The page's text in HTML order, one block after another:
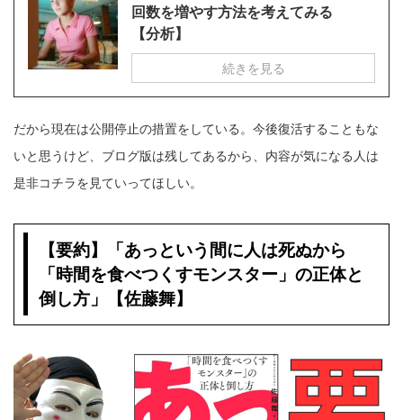
回数を増やす方法を考えてみる
【分析】
続きを見る
だから現在は公開停止の措置をしている。今後復活することもな
いと思うけど、ブログ版は残してあるから、内容が気になる人は
是非コチラを見ていってほしい。
【要約】「あっという間に人は死ぬから
「時間を食べつくすモンスター」の正体と
倒し方」【佐藤舞】